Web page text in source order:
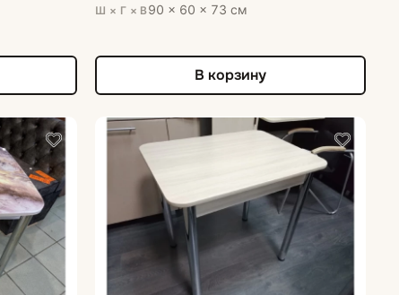
Ш × Г × В90 × 60 × 73 см
В корзину